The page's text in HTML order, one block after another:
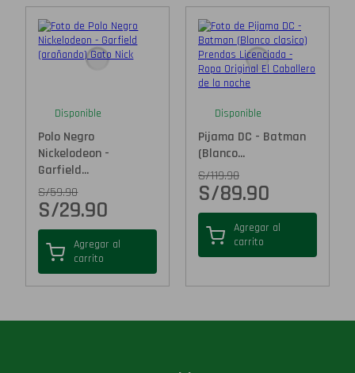
Disponible
Polo Negro
Nickelodeon -
Garfield...
S/59.90
S/29.90
Agregar al
carrito
Disponible
Pijama DC - Batman
(Blanco...
S/119.90
S/89.90
Agregar al
carrito